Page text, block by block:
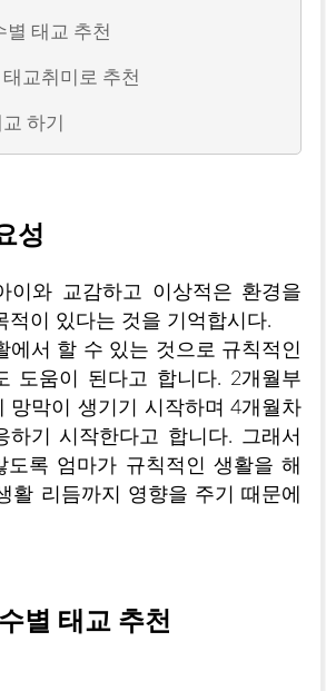
별 태교 추천
교취미로 추천
하기
성
이와 교감하고 이상적은 환경을
적이 있다는 것을 기억합시다.
에서 할 수 있는 것으로 규칙적인
도움이 된다고 합니다. 2개월부
망막이 생기기 시작하며 4개월차
하기 시작한다고 합니다. 그래서
도록 엄마가 규칙적인 생활을 해
활 리듬까지 영향을 주기 때문에
별 태교 추천